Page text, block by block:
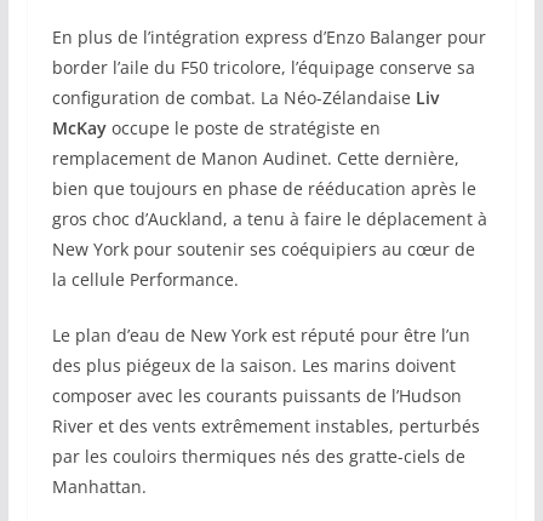
En plus de l’intégration express d’Enzo Balanger pour
border l’aile du F50 tricolore, l’équipage conserve sa
configuration de combat. La Néo-Zélandaise Liv
McKayoccupe le poste de stratégiste en
remplacement de Manon Audinet. Cette dernière,
bien que toujours en phase de rééducation après le
gros choc d’Auckland, a tenu à faire le déplacement à
New York pour soutenir ses coéquipiers au cœur de
la cellule Performance.
Le plan d’eau de New York est réputé pour être l’un
des plus piégeux de la saison. Les marins doivent
composer avec les courants puissants de l’Hudson
River et des vents extrêmement instables, perturbés
par les couloirs thermiques nés des gratte-ciels de
Manhattan.